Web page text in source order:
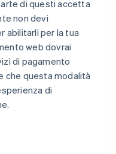
di questi accetta
non devi
abilitarli per la tua
web dovrai
di pagamento
che questa modalità
di